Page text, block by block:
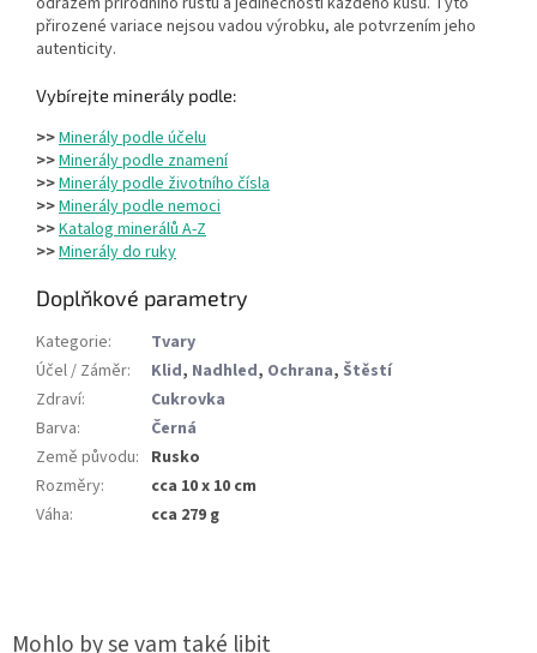
přirozené variace nejsou vadou výrobku, ale potvrzením jeho
autenticity.
Vybírejte minerály podle:
>>Minerály podle účelu
>>Minerály podle znamení
>>Minerály podle životního čísla
>>Minerály podle nemoci
>>Katalog minerálů A-Z
>>Minerály do ruky
Doplňkové parametry
Kategorie:
Tvary
Účel / Záměr: Klid, Nadhled, Ochrana, Štěstí
Zdraví:
Cukrovka
Barva:
Černá
Země původu: Rusko
Rozměry:
cca 10 x 10 cm
Váha: cca 279 g